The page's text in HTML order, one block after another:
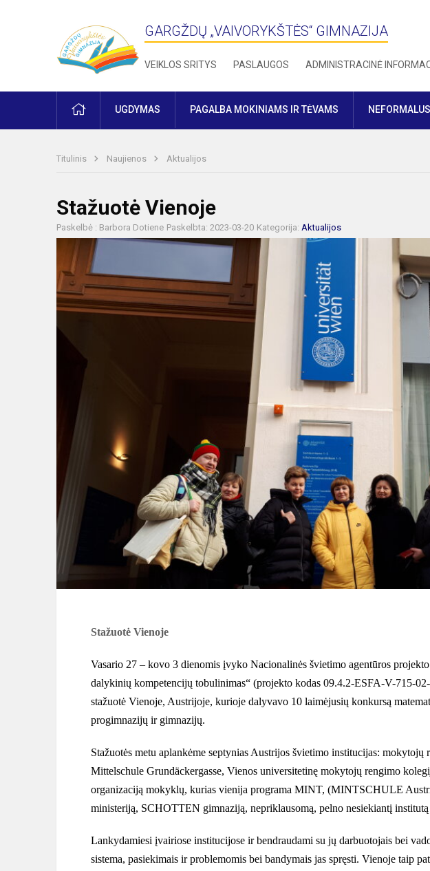
GARGŽDŲ „VAIVORYKŠTĖS“ GIMNAZIJA
VEIKLOS SRITYS PASLAUGOS ADMINISTRACINĖ
PRADŽIAUGDYMAS PAGALBA MOKINIAMS IR TĖVAMS
Titulinis Naujienos Aktualijos
Stažuotė Vienoje
Paskelbė : Barbora Dotiene Paskelbta: 2023-03-20 Kategorija: Aktualijos
Stažuotė Vienoje
Vasario 27 – kovo 3 dienomis įvyko Nacionalinės švietimo agentūros
dalykinių kompetencijų tobulinimas“ (projekto kodas 09.4.2-ESFA-V-715-
stažuotė Vienoje, Austrijoje, kurioje dalyvavo 10 laimėjusių konkursą
progimnazijų ir gimnazijų.
Stažuotės metu aplankėme septynias Austrijos švietimo institucijas:
Mittelschule Grundäckergasse, Vienos universitetinę mokytojų rengimo
organizaciją mokyklų, kurias vienija programa MINT, (MINTSCHULE
ministeriją, SCHOTTEN gimnaziją, nepriklausomą, pelno nesiekiantį
Lankydamiesi įvairiose institucijose ir bendraudami su jų darbuotojais bei
sistema, pasiekimais ir problemomis bei bandymais jas spręsti. Vienoje taip